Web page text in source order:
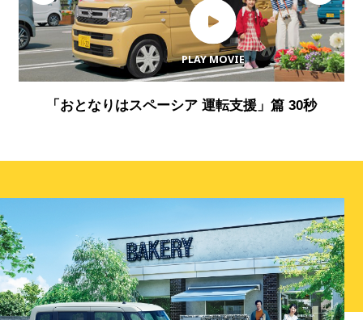
PLAY MOVIE
PLAY MOVIE
PLAY MOVIE
PLAY MOVIE
「おとなりはスペーシア 運転支援」篇 30秒
PLAY MOVIE
「おとなりはスペーシア 室内空間」篇 30秒
PLAY MOVIE
PLAY MOVIE